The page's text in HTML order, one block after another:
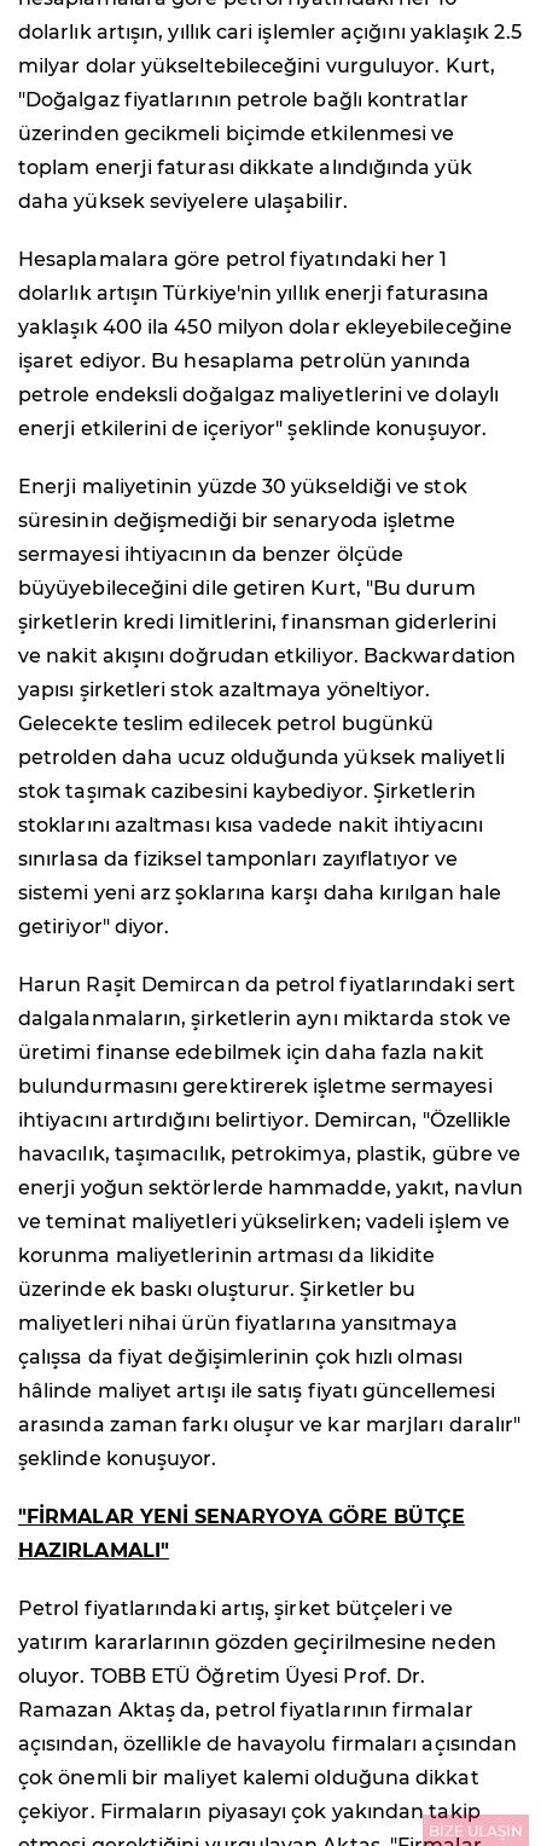
dolarlık artışın, yıllık cari işlemler açığını yaklaşık 2.5
milyar dolar yükseltebileceğini vurguluyor. Kurt,
"Doğalgaz fiyatlarının petrole bağlı kontratlar
üzerinden gecikmeli biçimde etkilenmesi ve
toplam enerji faturası dikkate alındığında yük
daha yüksek seviyelere ulaşabilir.
Hesaplamalara göre petrol fiyatındaki her 1
dolarlık artışın Türkiye'nin yıllık enerji faturasına
yaklaşık 400 ila 450 milyon dolar ekleyebileceğine
işaret ediyor. Bu hesaplama petrolün yanında
petrole endeksli doğalgaz maliyetlerini ve dolaylı
enerji etkilerini de içeriyor" şeklinde konuşuyor.
Enerji maliyetinin yüzde 30 yükseldiği ve stok
süresinin değişmediği bir senaryoda işletme
sermayesi ihtiyacının da benzer ölçüde
büyüyebileceğini dile getiren Kurt, "Bu durum
şirketlerin kredi limitlerini, finansman giderlerini
ve nakit akışını doğrudan etkiliyor. Backwardation
yapısı şirketleri stok azaltmaya yöneltiyor.
Gelecekte teslim edilecek petrol bugünkü
petrolden daha ucuz olduğunda yüksek maliyetli
stok taşımak cazibesini kaybediyor. Şirketlerin
stoklarını azaltması kısa vadede nakit ihtiyacını
sınırlasa da fiziksel tamponları zayıflatıyor ve
sistemi yeni arz şoklarına karşı daha kırılgan hale
getiriyor" diyor.
Harun Raşit Demircan da petrol fiyatlarındaki sert
dalgalanmaların, şirketlerin aynı miktarda stok ve
üretimi finanse edebilmek için daha fazla nakit
bulundurmasını gerektirerek işletme sermayesi
ihtiyacını artırdığını belirtiyor. Demircan, "Özellikle
havacılık, taşımacılık, petrokimya, plastik, gübre ve
enerji yoğun sektörlerde hammadde, yakıt, navlun
ve teminat maliyetleri yükselirken; vadeli işlem ve
korunma maliyetlerinin artması da likidite
üzerinde ek baskı oluşturur. Şirketler bu
maliyetleri nihai ürün fiyatlarına yansıtmaya
çalışsa da fiyat değişimlerinin çok hızlı olması
hâlinde maliyet artışı ile satış fiyatı güncellemesi
arasında zaman farkı oluşur ve kar marjları daralır"
şeklinde konuşuyor.
"FİRMALAR YENİ SENARYOYA GÖRE BÜTÇE
HAZIRLAMALI"
Petrol fiyatlarındaki artış, şirket bütçeleri ve
yatırım kararlarının gözden geçirilmesine neden
oluyor. TOBB ETÜ Öğretim Üyesi Prof. Dr.
Ramazan Aktaş da, petrol fiyatlarının firmalar
açısından, özellikle de havayolu firmaları açısından
çok önemli bir maliyet kalemi olduğuna dikkat
çekiyor. Firmaların piyasayı çok yakından takip
BİZE ULAŞIN